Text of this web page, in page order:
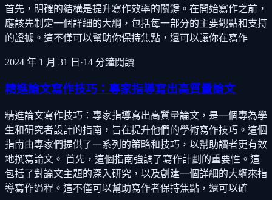
首先，明確的結構是提升寫作效率的關鍵。在開始寫作之前，
應該先制定一個詳細的大綱，包括每一部分的主要觀點和支持
的證據。這不僅可以幫助你保持焦點，還可以讓你在寫作
2024 年 1 月 31 日 ·14 分鐘閱讀
精進論文寫作技巧：專家指導寫出高質量論文
精進論文寫作技巧：專家指導寫出高質量論文，是一個專為學
生和研究者設計的指南，旨在提升他們的學術寫作技巧。這個
指南由專家們提供了一系列的策略和技巧，以幫助讀者更有效
地撰寫論文。 首先，這個指南強調了寫作計劃的重要性。這
包括了對論文主題的深入研究，以及創建一個詳細的大綱來指
導寫作過程。這不僅可以幫助寫作者保持焦點，還可以確